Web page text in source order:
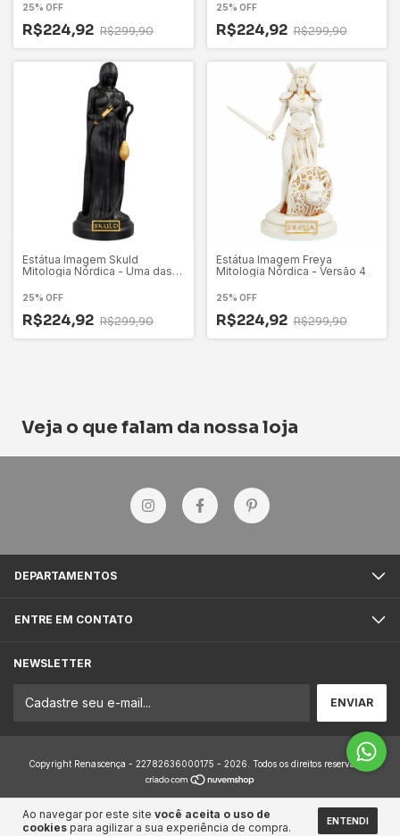
Ao navegar por este site você aceita o uso de
cookies para agilizar a sua experiência de compra. ENTENDI
25% OFF
R$224,92 R$299,90
25% OFF
R$224,92 R$299,90
Estátua Imagem Skuld
Mitologia Nórdica - Uma das
25% OFF
R$224,92 R$299,90
Estátua Imagem Freya
Mitologia Nórdica - Versão 4
25% OFF
R$224,92 R$299,90
Veja o que falam da nossa loja
DEPARTAMENTOS
ENTRE EM CONTATO
NEWSLETTER
Copyright Renascença - 22782636000175 - 2026. Todos os direitos reservados.